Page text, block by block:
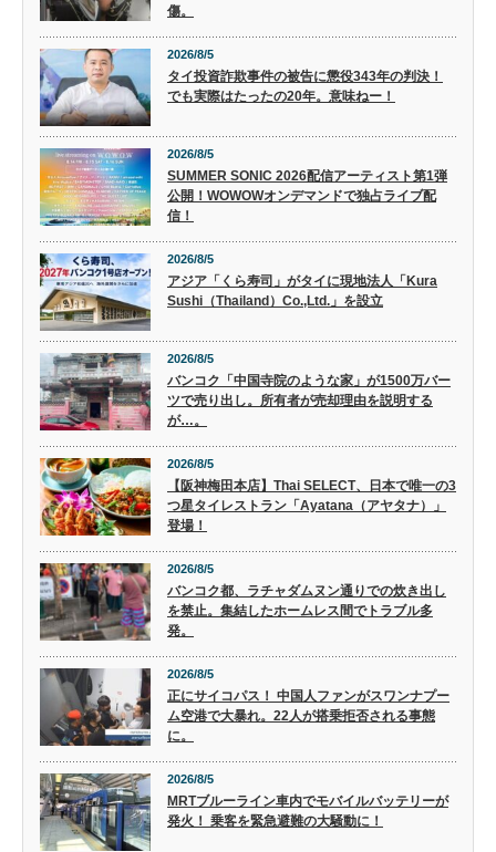
傷。
2026/8/5
タイ投資詐欺事件の被告に懲役343年の判決！
でも実際はたったの20年。意味ねー！
2026/8/5
SUMMER SONIC 2026配信アーティスト第1弾
公開！WOWOWオンデマンドで独占ライブ配
信！
2026/8/5
アジア「くら寿司」がタイに現地法人「Kura
Sushi（Thailand）Co.,Ltd.」を設立
2026/8/5
バンコク「中国寺院のような家」が1500万バー
ツで売り出し。所有者が売却理由を説明する
が…。
2026/8/5
【阪神梅田本店】Thai SELECT、日本で唯一の3
つ星タイレストラン「Ayatana（アヤタナ）」
登場！
2026/8/5
バンコク都、ラチャダムヌン通りでの炊き出し
を禁止。集結したホームレス間でトラブル多
発。
2026/8/5
正にサイコパス！ 中国人ファンがスワンナプー
ム空港で大暴れ。22人が搭乗拒否される事態
に。
2026/8/5
MRTブルーライン車内でモバイルバッテリーが
発火！ 乗客を緊急避難の大騒動に！